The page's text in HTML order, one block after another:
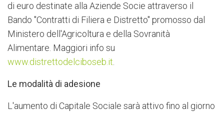
di euro destinate alla Aziende Socie attraverso il
Bando "Contratti di Filiera e Distretto" promosso dal
Ministero dell'Agricoltura e della Sovranità
Alimentare. Maggiori info su
www.distrettodelciboseb.it
Le modalità di adesione
L'aumento di Capitale Sociale sarà attivo fino al giorno